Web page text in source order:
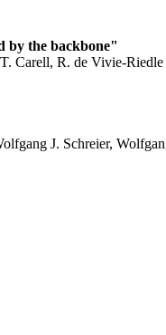
by the backbone"
Carell, R. de Vivie-
J. Schreier,